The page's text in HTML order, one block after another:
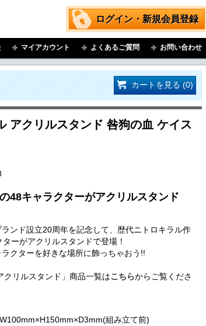
ログイン・新規会員登録
マイアカウント よくあるご質問 お問い合わせ
カートを見る (0)
アクリルスタンド 咎狗の血 ケイス
48キャラクターがアクリルスタンド
ンド設立20周年を記念して、歴代ニトロキラル作
ーがアクリルスタンドで登場！
クターを好きな場所に飾っちゃおう!!
クリルスタンド」商品一覧はこちらからご覧くださ
組み立て前)